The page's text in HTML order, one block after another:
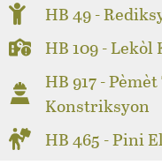
HB 49 -
HB 109 -
HB 917 -
Konstriksyon
HB 465 - Pini